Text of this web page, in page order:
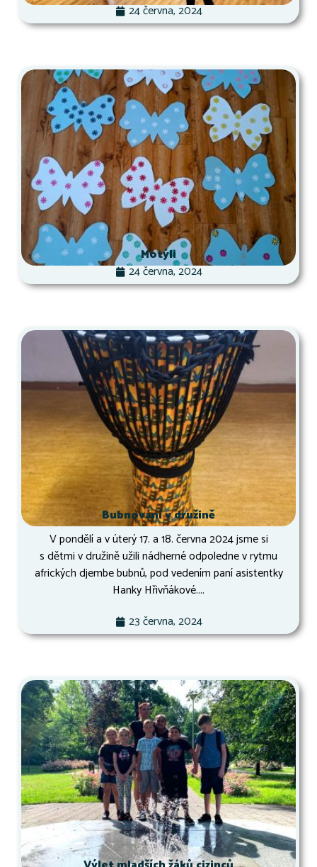
24 června, 2024
Motýli
24 června, 2024
Bubnování v družině
V pondělí a v úterý 17. a 18. června 2024 jsme si
s dětmi v družině užili nádherné odpoledne v rytmu
afrických djembe bubnů, pod vedením paní asistentky
Hanky Hřivňákové....
23 června, 2024